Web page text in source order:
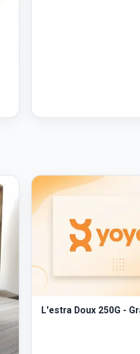
L'estra Doux 250G -